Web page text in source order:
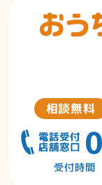
相談無料
受付時